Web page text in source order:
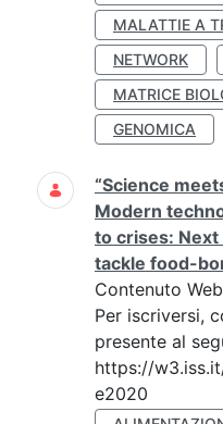
MALATTIE A
NETWORK
MATRICE
GENOMICA
“Science
Modern
to crises:
tackle food-
Contenuto Web
Per iscriversi,
presente al
https://
e2020